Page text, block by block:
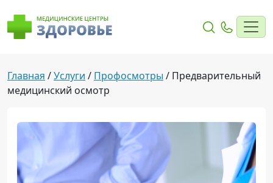
Главная /Услуги / Профосмотры / Предварительный
медицинский осмотр